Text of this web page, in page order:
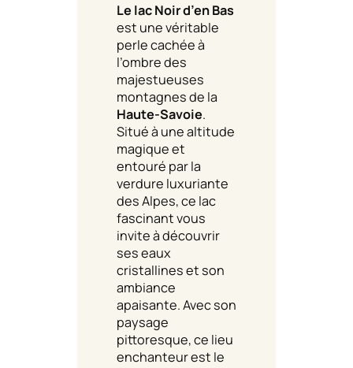
Le lac Noir d’en Bas
est une véritable
perle cachée à
l’ombre des
majestueuses
montagnes de la
Haute-Savoie.
Situé à une altitude
magique et
entouré par la
verdure luxuriante
des Alpes, ce lac
fascinant vous
invite à découvrir
ses eaux
cristallines et son
ambiance
apaisante. Avec son
paysage
pittoresque, ce lieu
enchanteur est le